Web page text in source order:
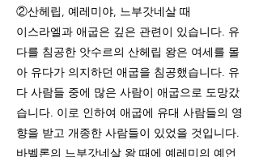
②산헤립, 예레미야, 느부갓네살 때
이스라엘과 애굽은 깊은 관련이 있습니다. 유
다를 침공한 앗수르의 산헤립 왕은 여세를 몰
아 유다가 의지하던 애굽을 침공했습니다. 유
다 사람들 중에 많은 사람이 애굽으로 도망갔
습니다. 이로 인하여 애굽에 유대 사람들의 영
향을 받고 개종한 사람들이 있었을 것입니다.
바벨론의 느부갓네살 왕 때에 예레미의 예언